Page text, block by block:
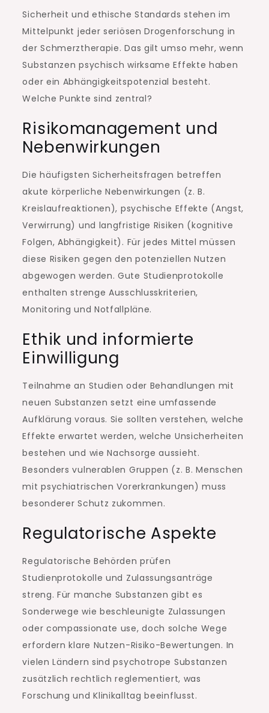
Sicherheit und ethische Standards stehen im
Mittelpunkt jeder seriösen Drogenforschung in
der Schmerztherapie. Das gilt umso mehr, wenn
Substanzen psychisch wirksame Effekte haben
oder ein Abhängigkeitspotenzial besteht.
Welche Punkte sind zentral?
Risikomanagement und
Nebenwirkungen
Die häufigsten Sicherheitsfragen betreffen
akute körperliche Nebenwirkungen (z. B.
Kreislaufreaktionen), psychische Effekte (Angst,
Verwirrung) und langfristige Risiken (kognitive
Folgen, Abhängigkeit). Für jedes Mittel müssen
diese Risiken gegen den potenziellen Nutzen
abgewogen werden. Gute Studienprotokolle
enthalten strenge Ausschlusskriterien,
Monitoring und Notfallpläne.
Ethik und informierte
Einwilligung
Teilnahme an Studien oder Behandlungen mit
neuen Substanzen setzt eine umfassende
Aufklärung voraus. Sie sollten verstehen, welche
Effekte erwartet werden, welche Unsicherheiten
bestehen und wie Nachsorge aussieht.
Besonders vulnerablen Gruppen (z. B. Menschen
mit psychiatrischen Vorerkrankungen) muss
besonderer Schutz zukommen.
Regulatorische Aspekte
Regulatorische Behörden prüfen
Studienprotokolle und Zulassungsanträge
streng. Für manche Substanzen gibt es
Sonderwege wie beschleunigte Zulassungen
oder compassionate use, doch solche Wege
erfordern klare Nutzen-Risiko-Bewertungen. In
vielen Ländern sind psychotrope Substanzen
zusätzlich rechtlich reglementiert, was
Forschung und Klinikalltag beeinflusst.